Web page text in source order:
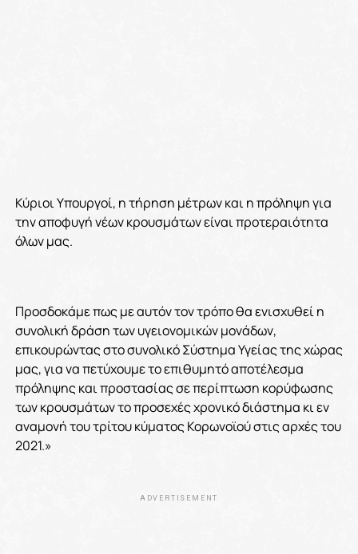
Κύριοι Υπουργοί, η τήρηση μέτρων και η πρόληψη για
την αποφυγή νέων κρουσμάτων είναι προτεραιότητα
όλων μας.
Προσδοκάμε πως με αυτόν τον τρόπο θα ενισχυθεί η
συνολική δράση των υγειονομικών μονάδων,
επικουρώντας στο συνολικό Σύστημα Υγείας της χώρας
μας, για να πετύχουμε το επιθυμητό αποτέλεσμα
πρόληψης και προστασίας σε περίπτωση κορύφωσης
των κρουσμάτων το προσεχές χρονικό διάστημα κι εν
αναμονή του τρίτου κύματος Κορωνοϊού στις αρχές του
2021.»
ADVERTISEMENT